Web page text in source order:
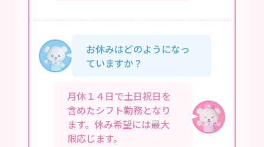
お休みはどのようになっ
ていますか？
月休１４日で土日祝日を
含めたシフト勤務となり
ます。休み希望には最大
限応じます。